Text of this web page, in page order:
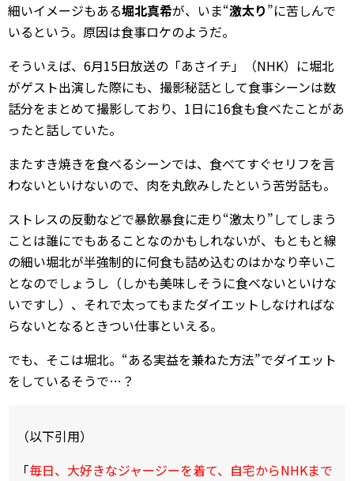
細いイメージもある堀北真希が、いま“激太り”に苦しんで
いるという。原因は食事ロケのようだ。
そういえば、6月15日放送の「あさイチ」（NHK）に堀北
がゲスト出演した際にも、撮影秘話として食事シーンは数
話分をまとめて撮影しており、1日に16食も食べたことがあ
ったと話していた。
またすき焼きを食べるシーンでは、食べてすぐセリフを言
わないといけないので、肉を丸飲みしたという苦労話も。
ストレスの反動などで暴飲暴食に走り“激太り”してしまう
ことは誰にでもあることなのかもしれないが、もともと線
の細い堀北が半強制的に何食も詰め込むのはかなり辛いこ
となのでしょうし（しかも美味しそうに食べないといけな
いですし）、それで太ってもまたダイエットしなければな
らないとなるときつい仕事といえる。
でも、そこは堀北。“ある実益を兼ねた方法”でダイエット
をしているそうで…？
（以下引用）
「毎日、大好きなジャージーを着て、自宅からNHKまで